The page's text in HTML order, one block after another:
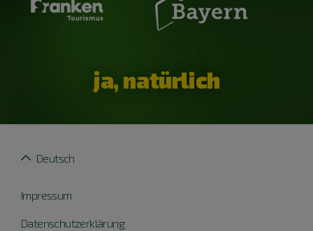
ja, natürlich
Impressum
Datenschutzerklärung
Deutsch